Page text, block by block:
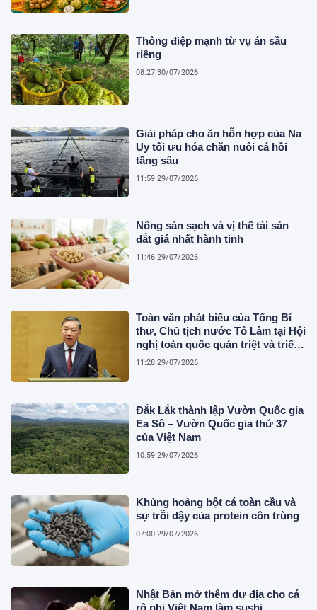
Thông điệp mạnh từ vụ án sầu
riêng
08:27 30/07/2026
Giải pháp cho ăn hỗn hợp của Na
Uy tối ưu hóa chăn nuôi cá hồi
tầng sâu
11:59 29/07/2026
Nông sản sạch và vị thế tài sản
đắt giá nhất hành tinh
11:46 29/07/2026
Toàn văn phát biểu của Tổng Bí
thư, Chủ tịch nước Tô Lâm tại Hội
nghị toàn quốc quán triệt và triển
khai thực hiện Nghị quyết Hội
11:28 29/07/2026
Đắk Lắk thành lập Vườn Quốc gia
Ea Sô – Vườn Quốc gia thứ 37
của Việt Nam
10:59 29/07/2026
Khủng hoảng bột cá toàn cầu và
sự trỗi dậy của protein côn trùng
07:00 29/07/2026
Nhật Bản mở thêm dư địa cho cá